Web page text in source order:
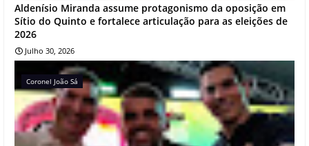
Aldenísio Miranda assume protagonismo da oposição em
Sítio do Quinto e fortalece articulação para as eleições de
2026
Julho 30, 2026
Coronel João Sá